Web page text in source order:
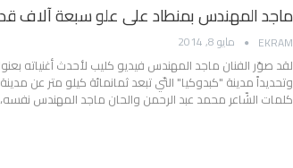
ماجد المهندس بمنطاد على علو سبعة آلاف
EKRAM مايو 8, 2014
لقد صوّر الفنان ماجد المهندس فيديو كليب لأحدث أغنياته
وتحديداً مدينة "كبدوكيا" التّي تبعد ثمانمائة كيلو متر عن
كلمات الشّاعر محمد عبد الرحمن والحان ماجد المهندس